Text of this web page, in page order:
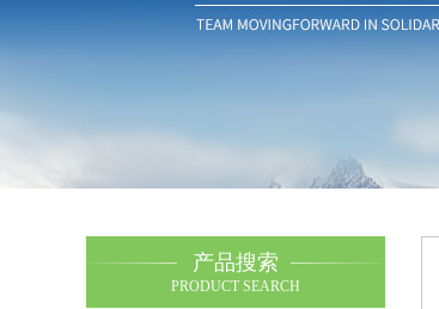
产品搜索
PRODUCT SEARCH